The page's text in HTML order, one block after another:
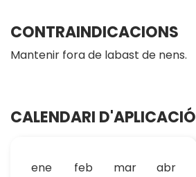
CONTRAINDICACIONS
Mantenir fora de labast de nens.
CALENDARI D'APLICACIÓ
ene feb mar abr